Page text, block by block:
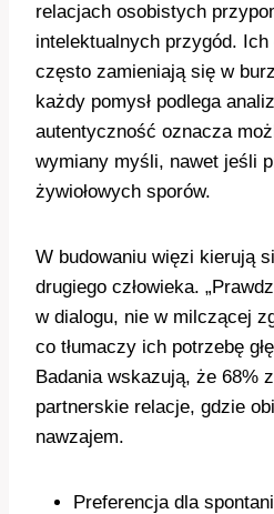
relacjach osobistych
intelektualnych przygód.
często zamieniają się w
każdy pomysł podlega
autentyczność oznacza
wymiany myśli, nawet jeśli
żywiołowych sporów.
W budowaniu więzi kierują
drugiego człowieka.
w dialogu, nie w milczącej
co tłumaczy ich potrzebę
Badania wskazują, że 68%
partnerskie relacje, gdzie
nawzajem.
Preferencja dla